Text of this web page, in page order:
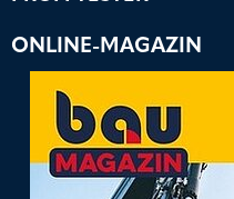
ONLINE-MAGAZIN